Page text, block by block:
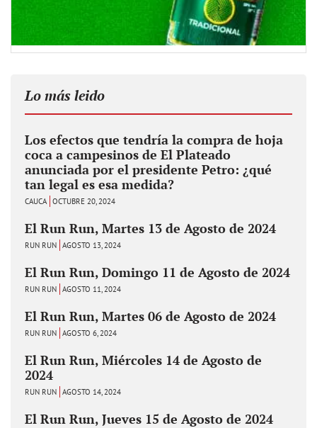
Lo más leido
Los efectos que tendría la compra de hoja
coca a campesinos de El Plateado
anunciada por el presidente Petro: ¿qué
tan legal es esa medida?
CAUCA OCTUBRE 20, 2024
El Run Run, Martes 13 de Agosto de 2024
RUN RUN AGOSTO 13, 2024
El Run Run, Domingo 11 de Agosto de 2024
RUN RUN AGOSTO 11, 2024
El Run Run, Martes 06 de Agosto de 2024
RUN RUN AGOSTO 6, 2024
El Run Run, Miércoles 14 de Agosto de
2024
RUN RUN AGOSTO 14, 2024
El Run Run, Jueves 15 de Agosto de 2024